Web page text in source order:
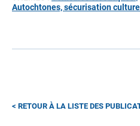
Autochtones, sécurisation
RETOUR À LA LISTE DES